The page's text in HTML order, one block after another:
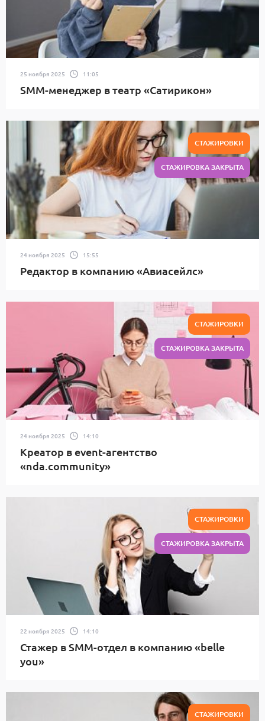
25 ноября 2025 11:05
SMM-менеджер в театр «Сатирикон»
СТАЖИРОВКИ
СТАЖИРОВКА ЗАКРЫТА
24 ноября 2025 15:55
Редактор в компанию «Авиасейлс»
СТАЖИРОВКИ
СТАЖИРОВКА ЗАКРЫТА
24 ноября 2025 14:10
Креатор в event-агентство
«nda.community»
СТАЖИРОВКИ
СТАЖИРОВКА ЗАКРЫТА
22 ноября 2025 14:10
Стажер в SMM-отдел в компанию «belle
you»
СТАЖИРОВКИ